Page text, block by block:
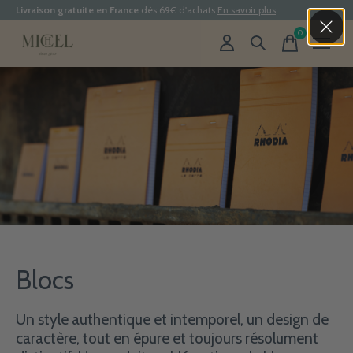
Livraison gratuite en France dès 69€ d'achats En savoir plus
0items
Blocs
Un style authentique et intemporel, un design de
caractère, tout en épure et toujours résolument